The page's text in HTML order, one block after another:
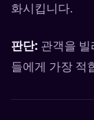
화시킵니다.
판단: 관객을
들에게 가장 적